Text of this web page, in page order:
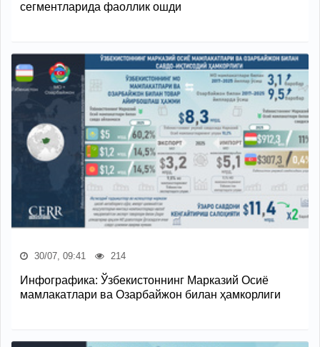
сегментларида фаоллик ошди
30/07, 09:41 214
Инфографика: Ўзбекистоннинг Марказий Осиё
мамлакатлари ва Озарбайжон билан ҳамкорлиги